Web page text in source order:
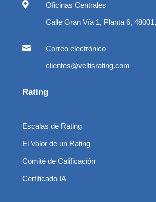

Oficinas Centrales
Calle Gran Vía 1, Planta 6,

Correo electrónico
clientes@veltisrating.com
Rating
Escalas de Rating
El Valor de un Rating
Comité de Calificación
Certificado IA